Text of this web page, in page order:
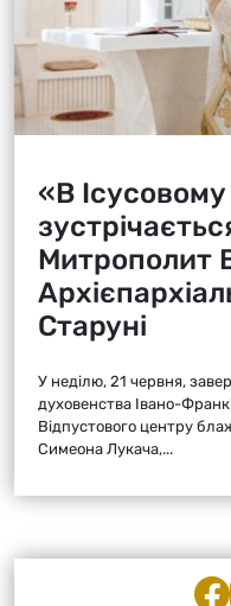
«В Ісусовому
Митрополит
Старуні
У неділю, 21 червня,
духовенства Івано-
Відпустового центру
Симеона Лукача,...